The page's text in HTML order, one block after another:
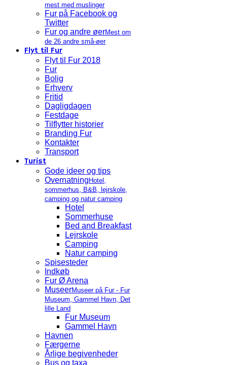
mest med muslinger
Fur på Facebook og
Twitter
Fur og andre øerMest om
de 26 andre små-øer
Flyt til Fur
Flyt til Fur 2018
Fur
Bolig
Erhverv
Fritid
Dagligdagen
Festdage
Tilflytter historier
Branding Fur
Kontakter
Transport
Turist
Gode ideer og tips
Overnatning Hotel,
sommerhus, B&B, lejrskole,
camping og natur camping
Hotel
Sommerhuse
Bed and Breakfast
Lejrskole
Camping
Natur camping
Spisesteder
Indkøb
Fur Ø Arena
MuseerMuseer på Fur - Fur
Museum, Gammel Havn, Det
lille Land
Fur Museum
Gammel Havn
Havnen
Færgerne
Årlige begivenheder
Bus og taxa